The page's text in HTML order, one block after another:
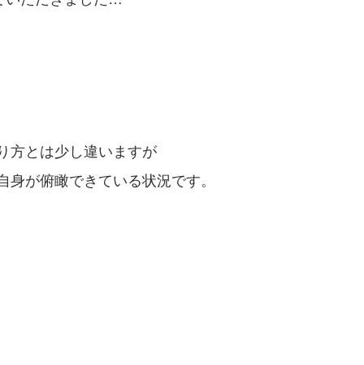
方とは少し違いますが
身が俯瞰できている状況です。